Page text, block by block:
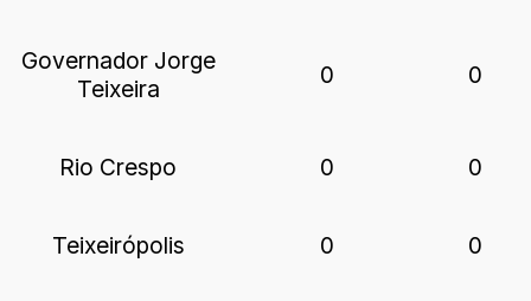
Governador Jorge
Teixeira
0 0
Rio Crespo 0 0
Teixeirópolis 0 0